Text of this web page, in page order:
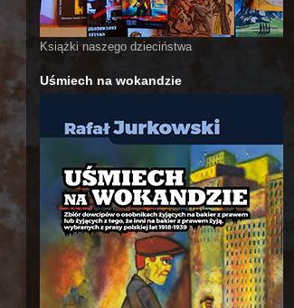
Książki naszego dzieciństwa
Uśmiech na wokandzie